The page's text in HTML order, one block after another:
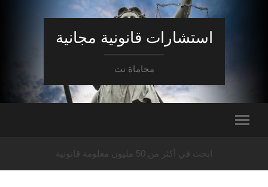
استشارات قانونية مجانية
محاماة نت
ابحث في أكثر من 50 مليون معلومة قانونية